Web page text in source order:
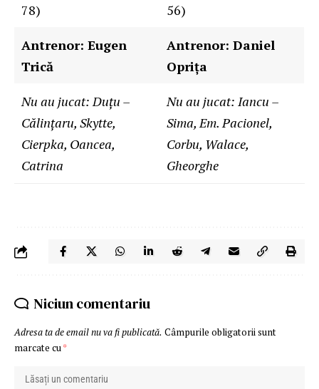
78)
56)
Antrenor: Eugen
Trică
Antrenor: Daniel
Oprița
Nu au jucat: Duțu –
Călințaru, Skytte,
Cierpka, Oancea,
Catrina
Nu au jucat: Iancu –
Sima, Em. Pacionel,
Corbu, Walace,
Gheorghe
Niciun comentariu
Adresa ta de email nu va fi publicată. Câmpurile obligatorii sunt
marcate cu *